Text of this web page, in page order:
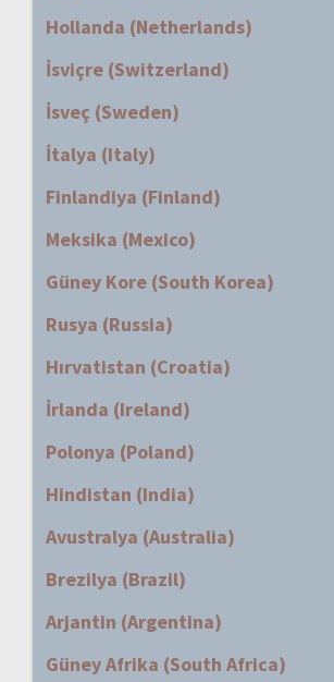
Hollanda (Netherlands)
İsviçre (Switzerland)
İsveç (Sweden)
İtalya (Italy)
Finlandiya (Finland)
Meksika (Mexico)
Güney Kore (South Korea)
Rusya (Russia)
Hırvatistan (Croatia)
İrlanda (Ireland)
Polonya (Poland)
Hindistan (India)
Avustralya (Australia)
Brezilya (Brazil)
Arjantin (Argentina)
Güney Afrika (South Africa)